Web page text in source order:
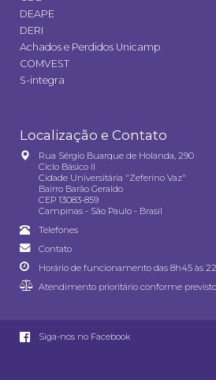
DEAPE
DERI
Achados e Perdidos Unicamp
COMVEST
S-integra
Localização e Contato
Rua Sérgio Buarque de Holanda, 290
Ciclo Básico II
Cidade Universitária "Zeferino Vaz"
Bairro Barão Geraldo
CEP 13083-859
Campinas - São Paulo - Brasil
Telefones
Contato
Horário de funcionamento das 8h45 às
Atendimento prioritário conforme
Siga-nos no Facebook